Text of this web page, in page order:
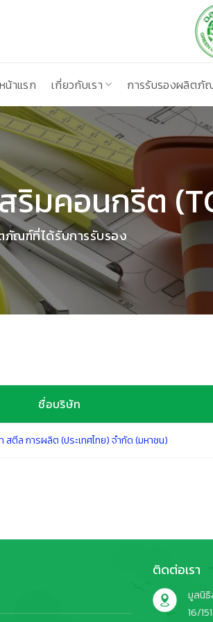
หน้าแรก
เกี่ยวกับเรา การรับรองผลิตภั
ริมคอนกรีต
ภัณฑ์ที่ได้รับการรับรอง
ชื่อบริษัท
สตีล การผลิต (ประเทศไทย) จำกัด (มหาชน)
ติดต่อเรา
มูลนิธิ
16/